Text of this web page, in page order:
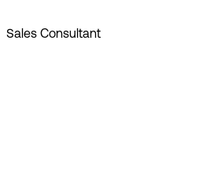
Sales Consultant